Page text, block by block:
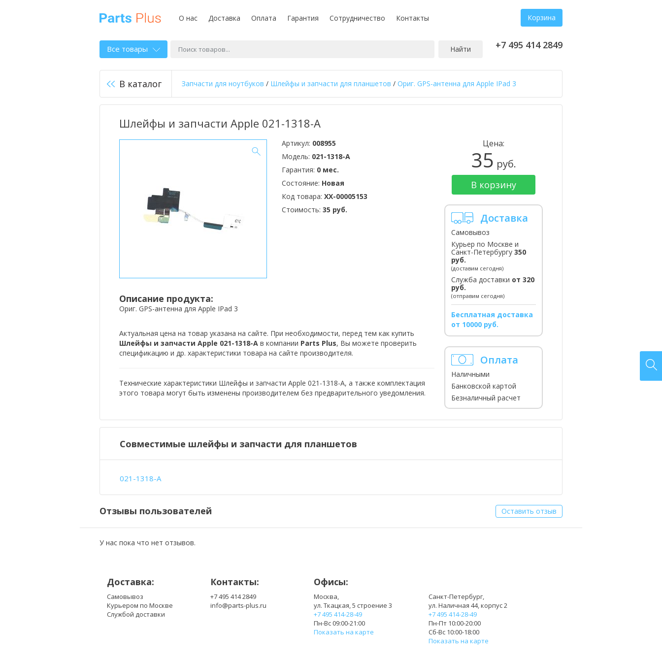
О нас Доставка Оплата Гарантия Сотрудничество Контакты Корзина
Все товары Найти +7 495 414 2849
В каталог Запчасти для ноутбуков / Шлейфы и запчасти для планшетов / Ориг. GPS-антенна для Apple IPad 3
Шлейфы и запчасти Apple 021-1318-A
Артикул: 008955
Модель: 021-1318-A
Гарантия: 0 мес.
Состояние: Новая
Код товара: XX-00005153
Стоимость: 35 руб.
Описание продукта:
Ориг. GPS-антенна для Apple IPad 3
Актуальная цена на товар указана на сайте. При необходимости, перед тем как купить
Шлейфы и запчасти Apple 021-1318-A в компании Parts Plus, Вы можете проверить
спецификацию и др. характеристики товара на сайте производителя.
Технические характеристики Шлейфы и запчасти Apple 021-1318-A, а также комплектация
этого товара могут быть изменены производителем без предварительного уведомления.
Цена:
35 руб.
В корзину
Доставка
Самовывоз
Курьер по Москве и
Санкт-Петербургу 350
руб.
(доставим сегодня)
Служба доставки от 320
руб.
(отправим сегодня)
Бесплатная доставка
от 10000 руб.
Оплата
Наличными
Банковской картой
Безналичный расчет
Совместимые шлейфы и запчасти для планшетов
021-1318-A
Отзывы пользователей Оставить отзыв
У нас пока что нет отзывов.
Доставка:
Самовывоз
Курьером по Москве
Службой доставки
Контакты:
+7 495 414 2849
info@parts-plus.ru
Офисы:
Москва,
ул. Ткацкая, 5 строение 3
+7 495 414-28-49
Пн-Вс 09:00-21:00
Показать на карте
Санкт-Петербург,
ул. Наличная 44, корпус 2
+7 495 414-28-49
Пн-Пт 10:00-20:00
Сб-Вс 10:00-18:00
Показать на карте